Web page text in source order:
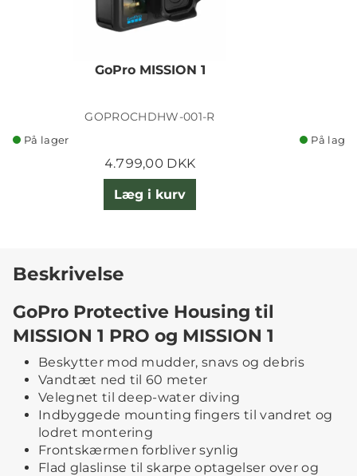
GoPro MISSION 1
GOPROCHDHW-001-R
På lager
4.799,00 DKK
Læg i kurv
På lager
Beskrivelse
GoPro Protective Housing til
MISSION 1 PRO og MISSION 1
Beskytter mod mudder, snavs og debris
Vandtæt ned til 60 meter
Velegnet til deep-water diving
Indbyggede mounting fingers til vandret og
lodret montering
Frontskærmen forbliver synlig
Flad glaslinse til skarpe optagelser over og